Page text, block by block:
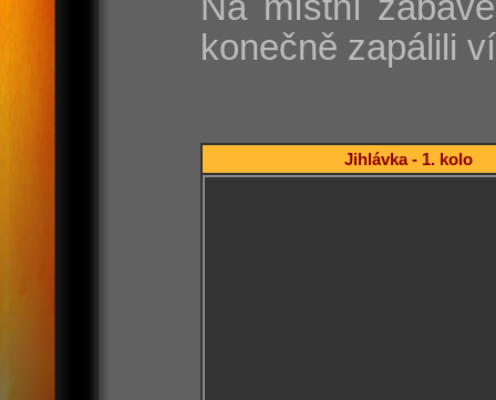
konečně zapálili
Jihlávka - 1. kolo